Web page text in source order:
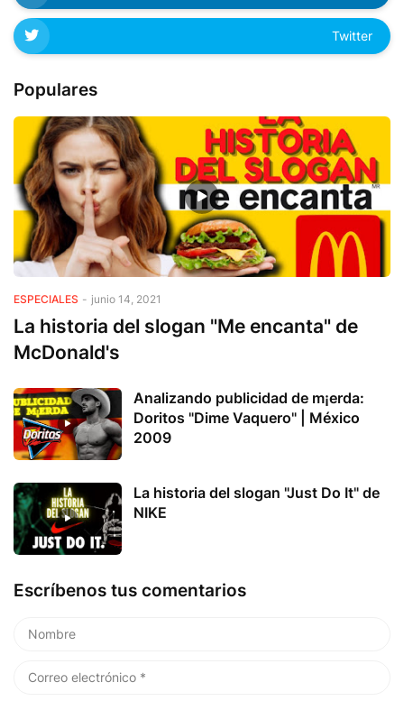
Twitter
Populares
ESPECIALES - junio 14, 2021
La historia del slogan "Me encanta" de
McDonald's
Analizando publicidad de m¡erda:
Doritos "Dime Vaquero" | México
2009
La historia del slogan "Just Do It" de
NIKE
Escríbenos tus comentarios